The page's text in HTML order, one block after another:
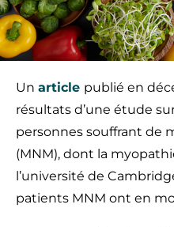
Un article publié en
résultats d’une étude
personnes souffrant de
(MNM), dont la
l’université de
patients MNM ont en